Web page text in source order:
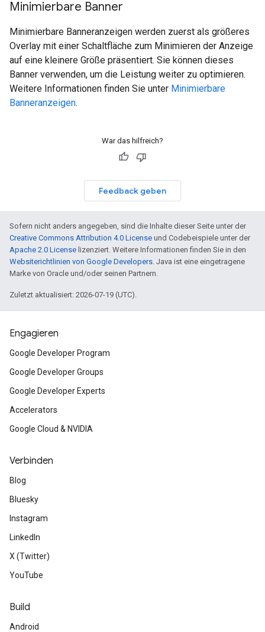
Minimierbare Banner
Minimierbare Banneranzeigen werden zuerst als größeres
Overlay mit einer Schaltfläche zum Minimieren der Anzeige
auf eine kleinere Größe präsentiert. Sie können dieses
Banner verwenden, um die Leistung weiter zu optimieren.
Weitere Informationen finden Sie unter Minimierbare
Banneranzeigen.
War das hilfreich?
Feedback geben
Sofern nicht anders angegeben, sind die Inhalte dieser Seite unter der
Creative Commons Attribution 4.0 License und Codebeispiele unter der
Apache 2.0 License lizenziert. Weitere Informationen finden Sie in den
Websiterichtlinien von Google Developers. Java ist eine eingetragene
Marke von Oracle und/oder seinen Partnern.
Zuletzt aktualisiert: 2026-07-19 (UTC).
Engagieren
Google Developer Program
Google Developer Groups
Google Developer Experts
Accelerators
Google Cloud & NVIDIA
Verbinden
Blog
Bluesky
Instagram
LinkedIn
X (Twitter)
YouTube
Build
Android